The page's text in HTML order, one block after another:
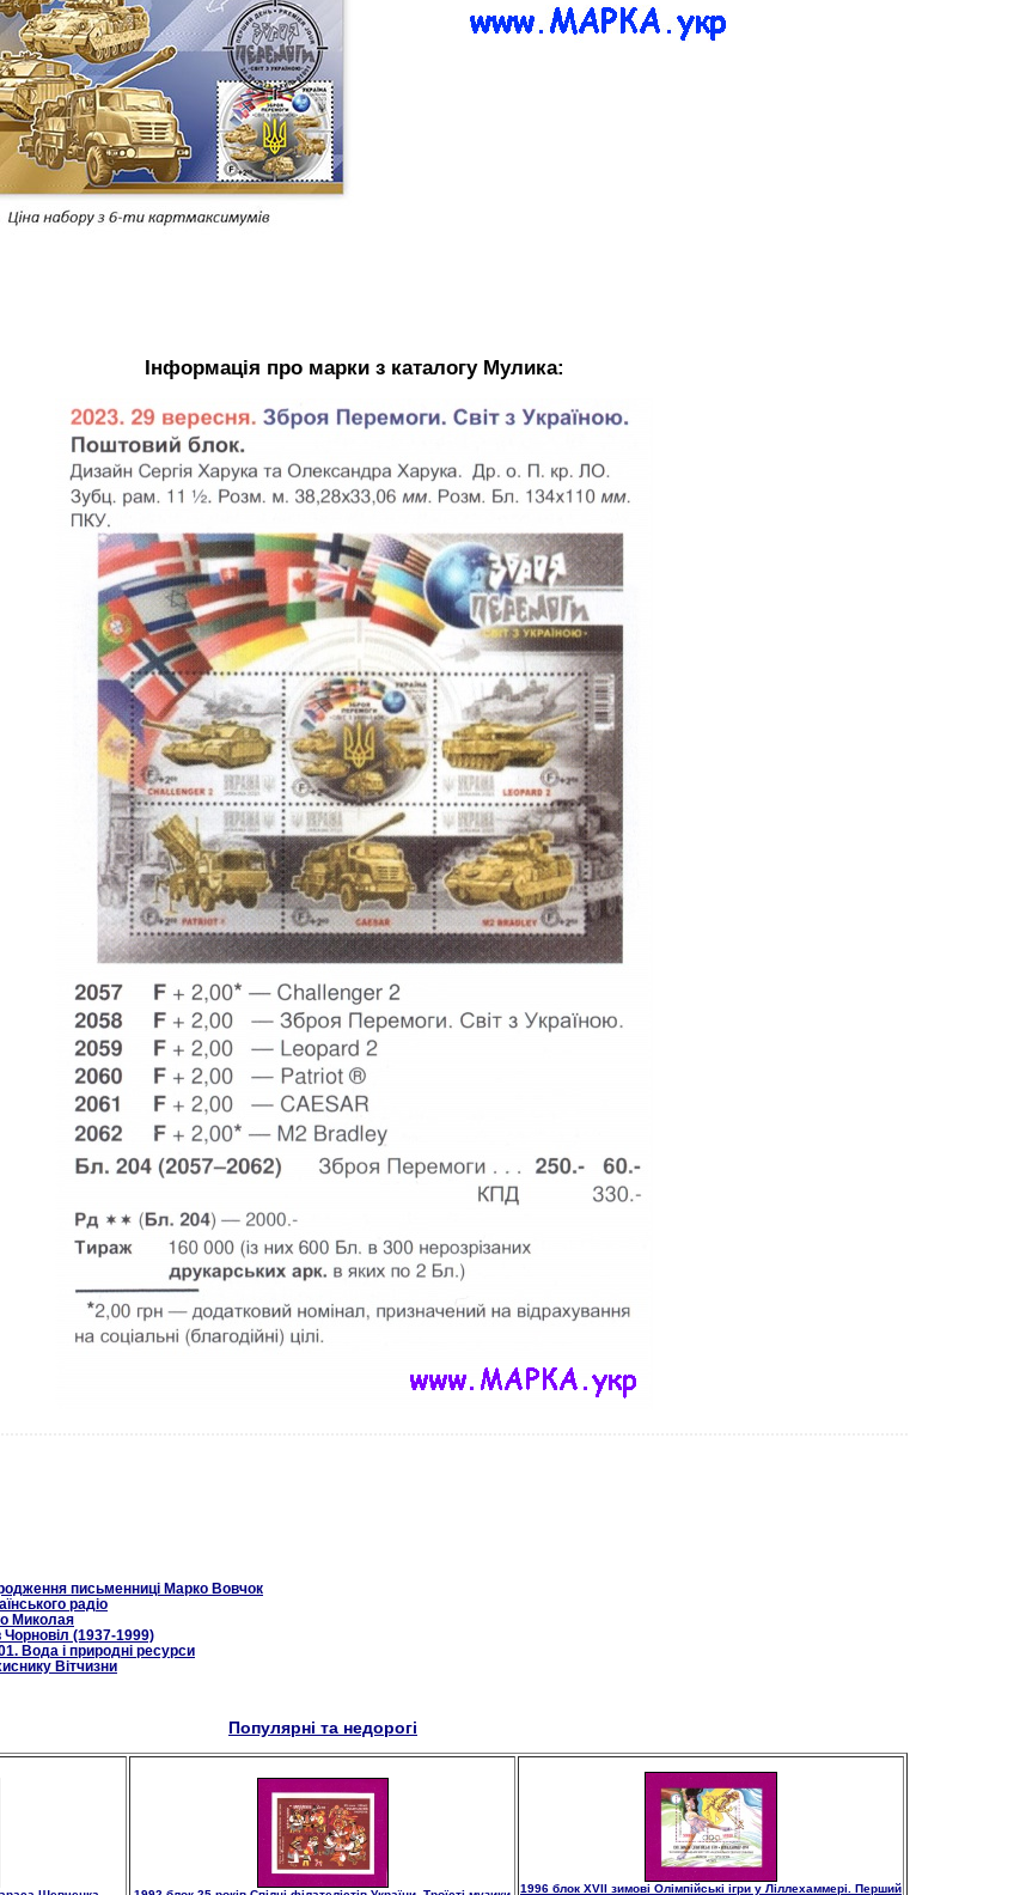
Інформація про марки з каталогу Мулика:
письменниці Марко Вовчок
радіо
Миколая
(1937-1999)
Вода і природні ресурси
Вітчизни
Популярні та недорогі
1996 блок XVІІ зимові Олімпійські ігри у Ліллехаммері. Перший